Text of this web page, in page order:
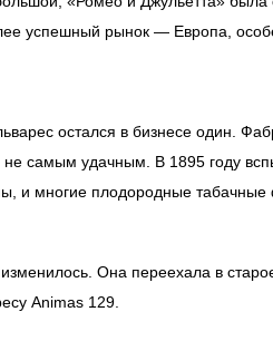
успешный рынок — Европа,
остался в бизнесе один.
самым удачным. В 1895 году
и многие плодородные
Она переехала в
Animas 129.